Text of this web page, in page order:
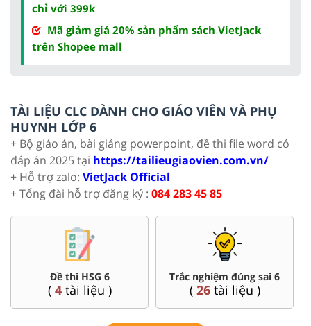
chỉ với 399k
Mã giảm giá 20% sản phẩm sách VietJack
trên Shopee mall
TÀI LIỆU CLC DÀNH CHO GIÁO VIÊN VÀ PHỤ
HUYNH LỚP 6
+ Bộ giáo án, bài giảng powerpoint, đề thi file word có
đáp án 2025 tại https://tailieugiaovien.com.vn/
+ Hỗ trợ zalo: VietJack Official
+ Tổng đài hỗ trợ đăng ký : 084 283 45 85
Đề thi HSG 6
( 4tài liệu )
Trắc nghiệm đúng sai 6
( 26tài liệu )